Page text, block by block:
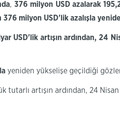
,376 milyon USD azalarak
376 milyon USD'lik azalışla
USD'lik artışın ardından, 24
yeniden yükselişe geçildiği
artışın ardından, 24